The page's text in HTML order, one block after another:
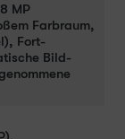
MP
Farb­raum,
Fort­
Bild­